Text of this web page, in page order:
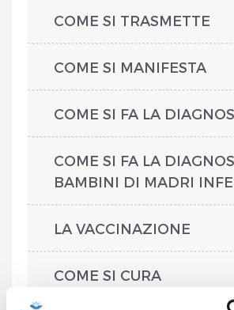
COME SI TRASMETTE
COME SI MANIFESTA
COME SI FA LA
COME SI FA LA
BAMBINI DI MADRI
LA VACCINAZIONE
COME SI CURA